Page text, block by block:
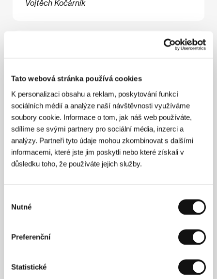
Tato webová stránka používá cookies
K personalizaci obsahu a reklam, poskytování funkcí
sociálních médií a analýze naší návštěvnosti využíváme
soubory cookie. Informace o tom, jak náš web používáte,
sdílíme se svými partnery pro sociální média, inzerci a
analýzy. Partneři tyto údaje mohou zkombinovat s dalšími
informacemi, které jste jim poskytli nebo které získali v
důsledku toho, že používáte jejich služby.
souhlasu
Nutné
Preferenční
Statistické
Vojtěch Kočárník
RežieMo Harawe/ ScénářMo Harawe
Mostafa El Kashef / ZvukWillis Abuto, Anne
Gibourg, Guadalupe Cassius, Christophe
Vingtrinier/ StřihJoana Scrinzi/ VýtvarníkNuur
Abdulkadir / Producent Oliver Neumann, Sabine
Moser / VýrobaFreibeuter Film/ Koprodukce
Kazak Productions, Niko Film / HrajíAhmed Ali
Farah, Anab Ahmed Ibrahim, Ahmed Mohamud
Saleban / SalesTotem Films